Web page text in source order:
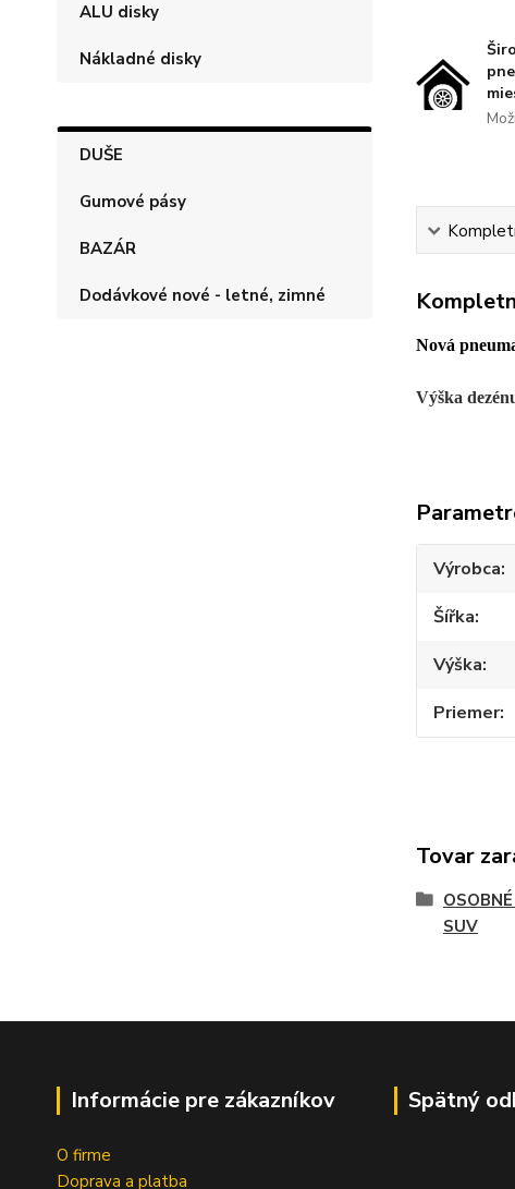
ALU disky
Nákladné disky
DUŠE
Gumové pásy
BAZÁR
Dodávkové nové - letné, zimné
Nová
Výška
Výrobca
Šířka
Výška
Priemer
Tovar
SUV
Informácie pre zákazníkov
O firme
Doprava a platba
Spätný